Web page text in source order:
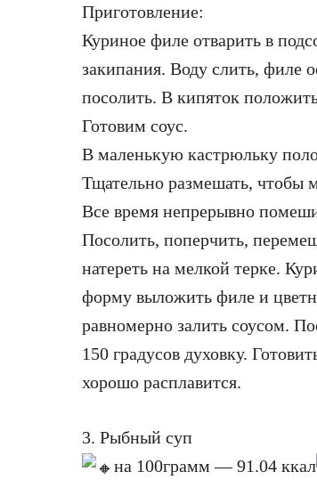
Приготовление:
Куриное филе отварить в
закипания. Воду слить, филе
посолить. В кипяток
Готовим соус.
В маленькую кастрюльку
Тщательно размешать, чтобы
Все время непрерывно
Посолить, поперчить,
натереть на мелкой терке.
форму выложить филе и
равномерно залить соусом.
150 градусов духовку.
хорошо расплавится.
3. Рыбный суп
на 100грамм — 91.04 ккал